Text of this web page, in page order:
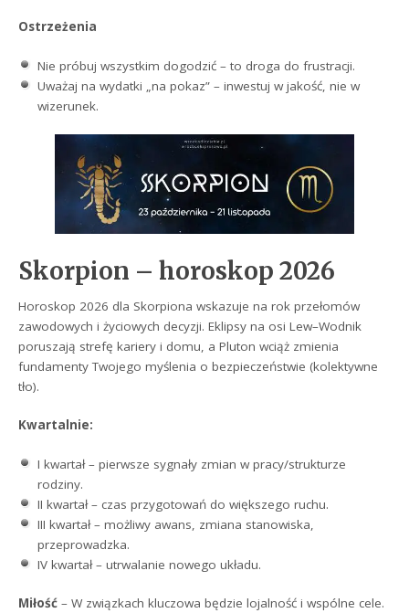
Ostrzeżenia
Nie próbuj wszystkim dogodzić – to droga do frustracji.
Uważaj na wydatki „na pokaz” – inwestuj w jakość, nie w
wizerunek.
Skorpion – horoskop 2026
Horoskop 2026 dla Skorpiona wskazuje na rok przełomów
zawodowych i życiowych decyzji. Eklipsy na osi Lew–Wodnik
poruszają strefę kariery i domu, a Pluton wciąż zmienia
fundamenty Twojego myślenia o bezpieczeństwie (kolektywne
tło).
Kwartalnie:
I kwartał – pierwsze sygnały zmian w pracy/strukturze
rodziny.
II kwartał – czas przygotowań do większego ruchu.
III kwartał – możliwy awans, zmiana stanowiska,
przeprowadzka.
IV kwartał – utrwalanie nowego układu.
Miłość – W związkach kluczowa będzie lojalność i wspólne cele.